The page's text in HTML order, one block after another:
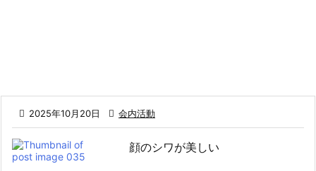
 2025年10月20日  会内活動
顔のシワが美しい